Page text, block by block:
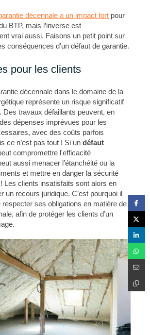
décennale a un impact fort pour
BTP, mais l’inverse est
vrai aussi. Faisons un petit point sur
conséquences d’un défaut de garantie.
pour les clients
décennale dans le domaine de la
représente un risque significatif
Des travaux défaillants peuvent, en
dépenses imprévues pour les
avec des coûts parfois
ce n’est pas tout ! Si un défaut
compromettre l'efficacité
aussi menacer l’étanchéité ou la
et mettre en danger la sécurité
Les clients insatisfaits sont alors en
un recours juridique. C’est pourquoi il
respecter ses obligations en matière de
afin de protéger les clients d’un